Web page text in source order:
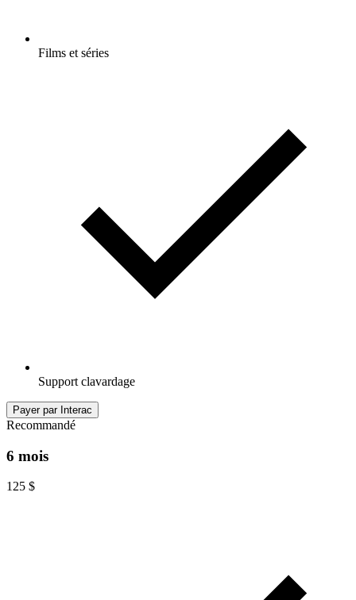
Films et séries
Support clavardage
Payer par Interac
Recommandé
6 mois
125 $